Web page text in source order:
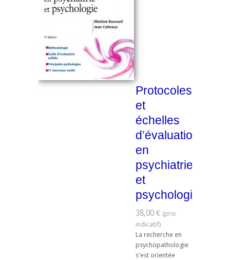
Protocoles
et
échelles
d’évaluation
en
psychiatrie
et
psychologie
38,00 €
La recherche en
psychopathologie
s'est orientée